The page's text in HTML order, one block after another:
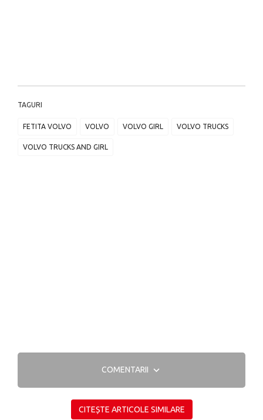
TAGURI
FETITA VOLVO VOLVO VOLVO GIRL VOLVO TRUCKS
VOLVO TRUCKS AND GIRL
COMENTARII
CITEȘTE ARTICOLE SIMILARE